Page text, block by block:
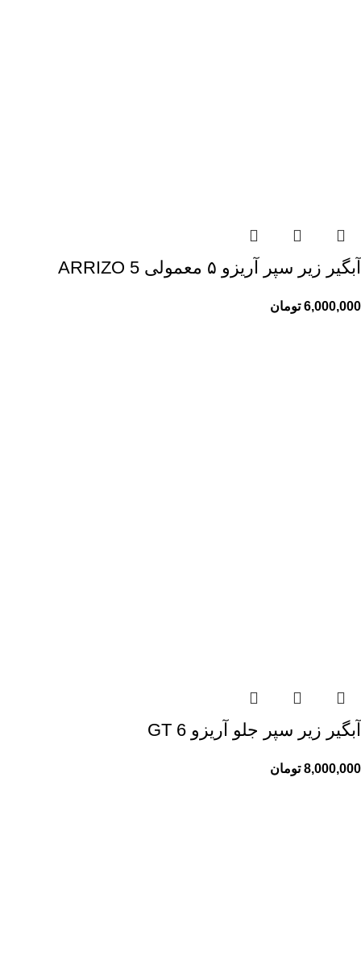
آبگیر زیر سپر آریزو ۵ معمولی ARRIZO 5
6,000,000 تومان
آبگیر زیر سپر جلو آریزو 6 GT
8,000,000 تومان